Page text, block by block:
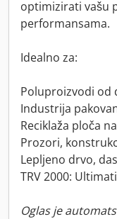
optimizirati vašu
performansama.
Idealno za:
Poluproizvodi od
Industrija
Reciklaža ploča
Prozori,
Lepljeno drvo,
TRV 2000:
Oglas je